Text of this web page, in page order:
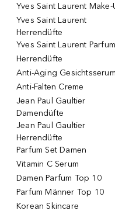
Yves Saint Laurent Make-
Yves Saint Laurent
Herrendüfte
Yves Saint Laurent Parfum
Herrendüfte
Anti-Aging Gesichtsserum
Anti-Falten Creme
Jean Paul Gaultier
Damendüfte
Jean Paul Gaultier
Herrendüfte
Parfum Set Damen
Vitamin C Serum
Damen Parfum Top 10
Parfum Männer Top 10
Korean Skincare